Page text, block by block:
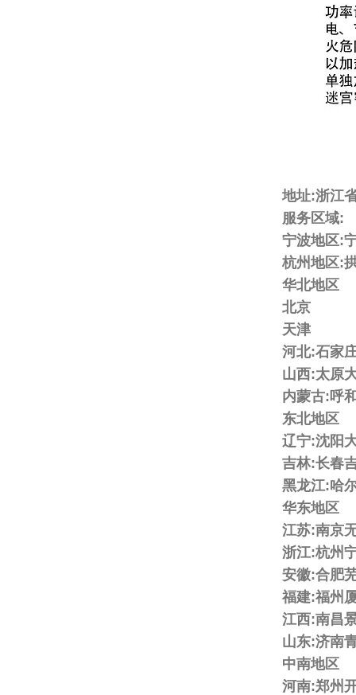
地址:浙江
服务区域:
宁波地区:
杭州地区:
华北地区
北京
天津
河北:石家
山西:太原
内蒙古:呼
东北地区
辽宁:沈阳
吉林:长春
黑龙江:哈
华东地区
江苏:南京
浙江:杭州
安徽:合肥
福建:福州
江西:南昌
山东:济南
中南地区
河南:郑州